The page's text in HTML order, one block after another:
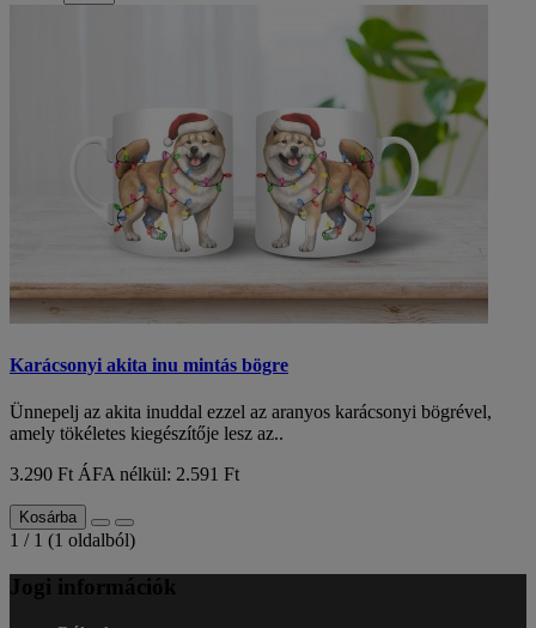
Karácsonyi akita inu mintás bögre
Ünnepelj az akita inuddal ezzel az aranyos karácsonyi bögrével,
amely tökéletes kiegészítője lesz az..
3.290 Ft ÁFA nélkül: 2.591 Ft
Kosárba
1 / 1 (1 oldalból)
Jogi információk